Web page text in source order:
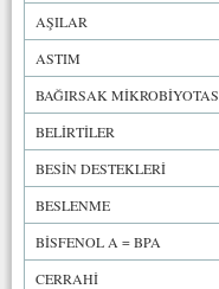
AŞILAR
ASTIM
BAĞIRSAK
BELİRTİLER
BESİN DESTEKLERİ
BESLENME
BİSFENOL A = BPA
CERRAHİ